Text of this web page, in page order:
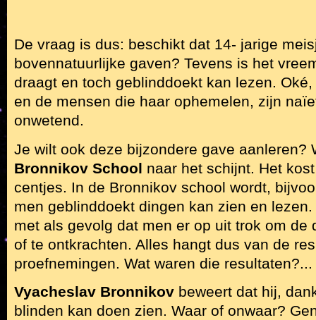
De vraag is dus: beschikt dat 14- jarige
bovennatuurlijke gaven? Tevens is het
draagt en toch geblinddoekt kan lezen.
en de mensen die haar ophemelen, zijn
onwetend.
Je wilt ook deze bijzondere gave aanleren?
Bronnikov School naar het schijnt. Het
centjes. In de Bronnikov school wordt,
men geblinddoekt dingen kan zien en
met als gevolg dat men er op uit trok om de
of te ontkrachten. Alles hangt dus van de
proefnemingen. Wat waren die resultaten?...
Vyacheslav Bronnikov beweert dat hij,
blinden kan doen zien. Waar of onwaar?